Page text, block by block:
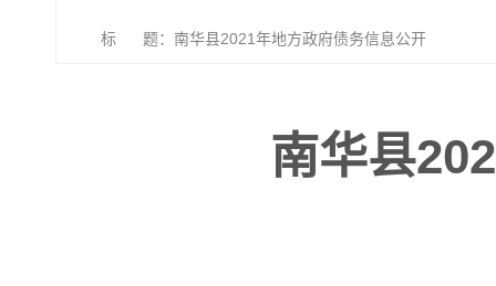
标 题：南华县2021年地方政府债务信息公开
南华县